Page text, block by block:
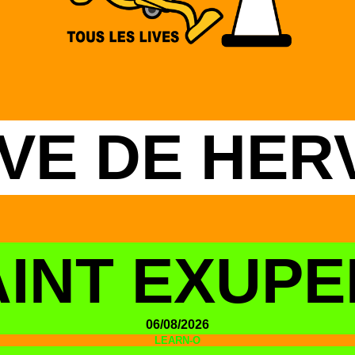
DE
06/08/2026
LEARN-O